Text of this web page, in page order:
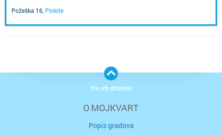
Požeška 16 Plokite
O MOJKVART
Popis gradova
Na vrh stranice